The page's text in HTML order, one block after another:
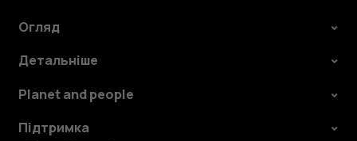
Огляд
Детальніше
Planet and people
Підтримка